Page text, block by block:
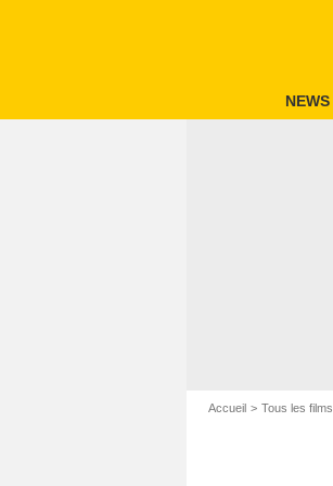
NEWS
Accueil Tous les films